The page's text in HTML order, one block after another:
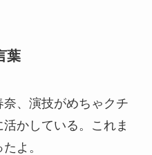
葉
、演技がめちゃクチ
かしている。これま
よ。